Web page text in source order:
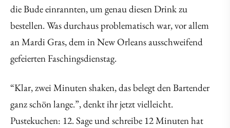
die Bude einrannten, um genau diesen Drink zu
bestellen. Was durchaus problematisch war, vor allem
an Mardi Gras, dem in New Orleans ausschweifend
gefeierten Faschingsdienstag.
“Klar, zwei Minuten shaken, das belegt den Bartender
ganz schön lange.”, denkt ihr jetzt vielleicht.
Pustekuchen: 12. Sage und schreibe 12 Minuten hat